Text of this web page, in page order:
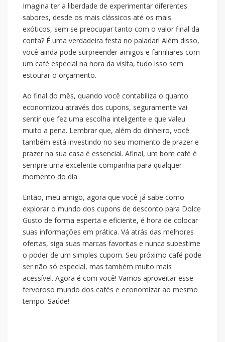
Imagina ter a liberdade de experimentar diferentes
sabores, desde os mais clássicos até os mais
exóticos, sem se preocupar tanto com o valor final da
conta? É uma verdadeira festa no paladar! Além disso,
você ainda pode surpreender amigos e familiares com
um café especial na hora da visita, tudo isso sem
estourar o orçamento.
Ao final do mês, quando você contabiliza o quanto
economizou através dos cupons, seguramente vai
sentir que fez uma escolha inteligente e que valeu
muito a pena. Lembrar que, além do dinheiro, você
também está investindo no seu momento de prazer e
prazer na sua casa é essencial. Afinal, um bom café é
sempre uma excelente companhia para qualquer
momento do dia.
Então, meu amigo, agora que você já sabe como
explorar o mundo dos cupons de desconto para Dolce
Gusto de forma esperta e eficiente, é hora de colocar
suas informações em prática. Vá atrás das melhores
ofertas, siga suas marcas favoritas e nunca subestime
o poder de um simples cupom. Seu próximo café pode
ser não só especial, mas também muito mais
acessível. Agora é com você! Vamos aproveitar esse
fervoroso mundo dos cafés e economizar ao mesmo
tempo. Saúde!